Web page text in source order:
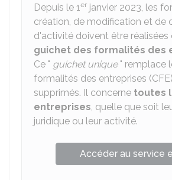
Depuis le 1er janvier 2023, les
création, de modification et de
d'activité doivent être réalisées
guichet des formalités des
Ce " guichet unique" remplace
formalités des entreprises
supprimés. Il concerne toutes
entreprises, quelle que soit
juridique ou leur activité.
Accéder au service